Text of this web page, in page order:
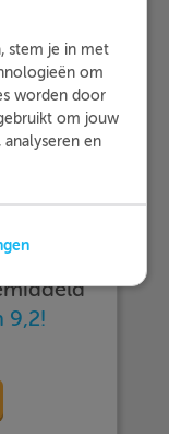
9,2!
stem je in met
om
worden door
om jouw
en